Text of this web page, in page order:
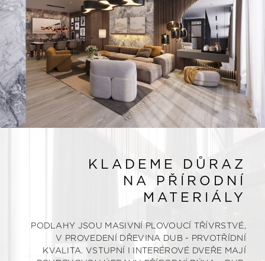
KLADEME DŮRAZ
NA PŘÍRODNÍ
MATERIÁLY
PODLAHY JSOU MASIVNÍ PLOVOUCÍ TŘÍVRSTVÉ,
V PROVEDENÍ DŘEVINA DUB - PRVOTŘÍDNÍ
KVALITA. VSTUPNÍ I INTERÉROVÉ DVEŘE MAJÍ